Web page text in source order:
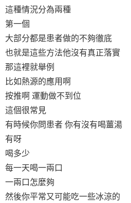
這種情況分為兩種
第一個
大部分都是患者做的不夠徹底
也就是這些方法他沒有真正落實
那這裡就舉例
比如熱源的應用啊
按推啊 運動做不到位
這個很常見
有時候你問患者 你有沒有喝薑湯
有呀
喝多少
每一天喝一兩口
一兩口怎麼夠
然後你平常又可能吃一些冰涼的